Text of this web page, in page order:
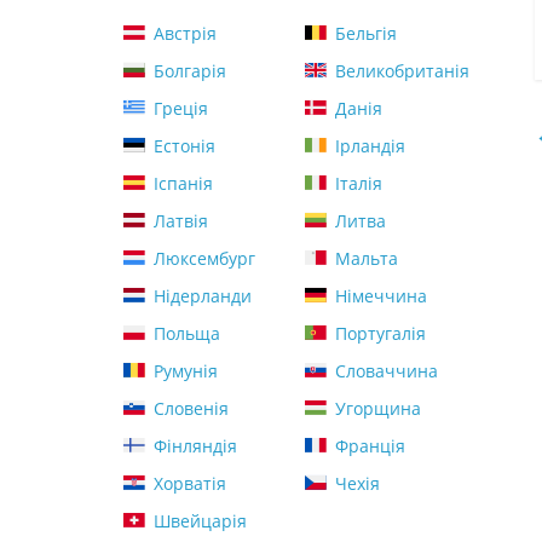
Австрія
Бельгія
Болгарія
Великобританія
Греція
Данія
Естонія
Ірландія
Іспанія
Італія
Латвія
Литва
Люксембург
Мальта
Нідерланди
Німеччина
Польща
Португалія
Румунія
Словаччина
Словенія
Угорщина
Фінляндія
Франція
Хорватія
Чехія
Швейцарія